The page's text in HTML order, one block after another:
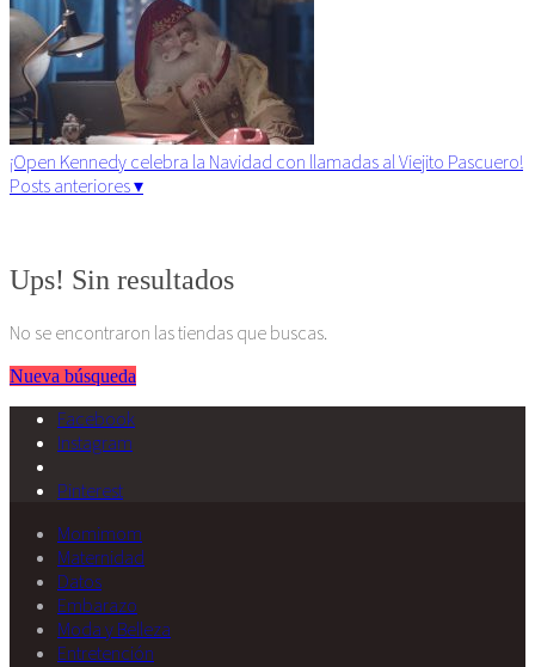
¡Open Kennedy celebra la Navidad con llamadas al Viejito Pascuero!
Posts anteriores ▾
Ups! Sin resultados
No se encontraron las tiendas que buscas.
Nueva búsqueda
Facebook
Instagram
Pinterest
Momimom
Maternidad
Datos
Embarazo
Moda y Belleza
Entretención